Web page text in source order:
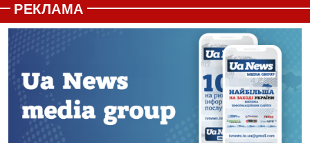
РЕКЛАМА